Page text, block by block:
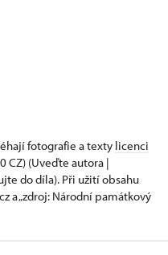
fotografie a texty licenci
CZ) (Uveďte autora |
do díla). Při užití obsahu
a „zdroj: Národní památkový